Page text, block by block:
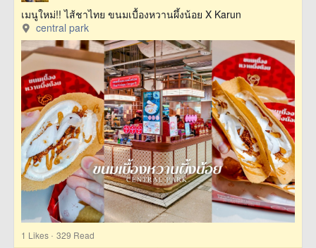
เมนูใหม่!! ไส้ชาไทย ขนมเบื้องหวานผึ้งน้อย X Karun
central park
1 Likes · 329 Read